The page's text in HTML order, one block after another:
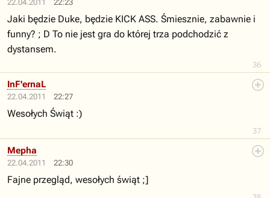
22.04.2011 22:23
36
Jaki będzie Duke, będzie KICK ASS. Śmiesznie, zabawnie i
funny? ; D To nie jest gra do której trza podchodzić z
dystansem.
22.04.2011 22:27
37
InF'ernaL
Wesołych Świąt :)
22.04.2011 22:30
Mepha
Fajne przegląd, wesołych świąt ;]